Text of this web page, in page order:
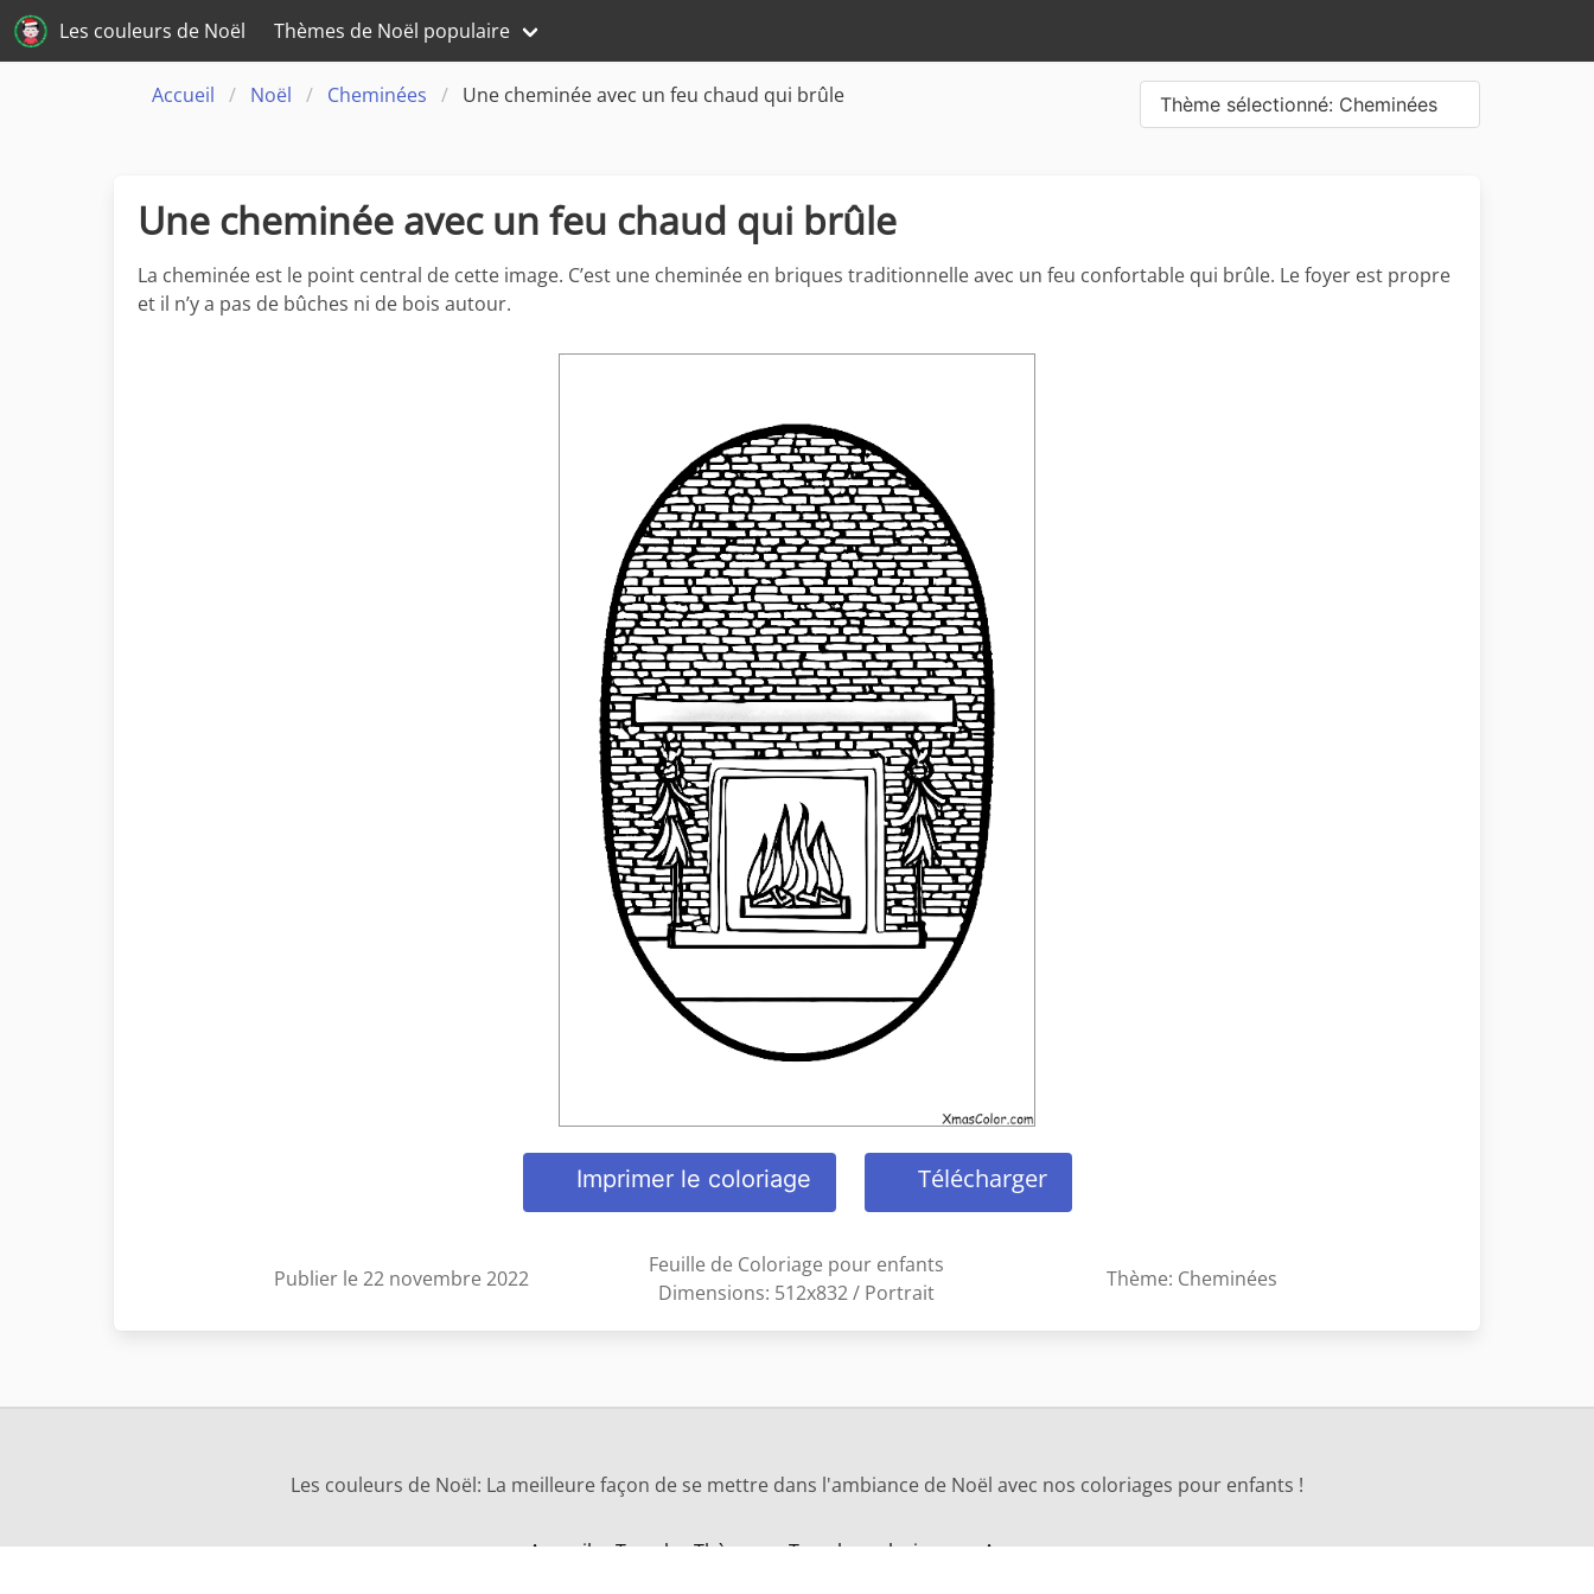
Les couleurs de Noël Thèmes de Noël populaire
Accueil Noël Cheminées Une cheminée avec un feu chaud qui brûle Thème sélectionné: Cheminées
Une cheminée avec un feu chaud qui brûle
La cheminée est le point central de cette image. C’est une cheminée en briques traditionnelle avec un feu confortable qui brûle. Le foyer est propre
et il n’y a pas de bûches ni de bois autour.
Imprimer le coloriage Télécharger
Publier le 22 novembre 2022
Feuille de Coloriage pour enfants
Dimensions: 512x832 / Portrait
Thème: Cheminées
Les couleurs de Noël: La meilleure façon de se mettre dans l'ambiance de Noël avec nos coloriages pour enfants !
Accueil Tous les Thèmes Tous les coloriages A propos